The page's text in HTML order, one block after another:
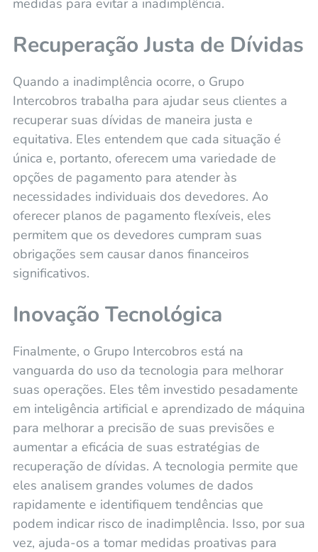
Recuperação Justa de Dívidas
Quando a inadimplência ocorre, o Grupo
Intercobros trabalha para ajudar seus clientes a
recuperar suas dívidas de maneira justa e
equitativa. Eles entendem que cada situação é
única e, portanto, oferecem uma variedade de
opções de pagamento para atender às
necessidades individuais dos devedores. Ao
oferecer planos de pagamento flexíveis, eles
permitem que os devedores cumpram suas
obrigações sem causar danos financeiros
significativos.
Inovação Tecnológica
Finalmente, o Grupo Intercobros está na
vanguarda do uso da tecnologia para melhorar
suas operações. Eles têm investido pesadamente
em inteligência artificial e aprendizado de máquina
para melhorar a precisão de suas previsões e
aumentar a eficácia de suas estratégias de
recuperação de dívidas. A tecnologia permite que
eles analisem grandes volumes de dados
rapidamente e identifiquem tendências que
podem indicar risco de inadimplência. Isso, por sua
vez, ajuda-os a tomar medidas proativas para